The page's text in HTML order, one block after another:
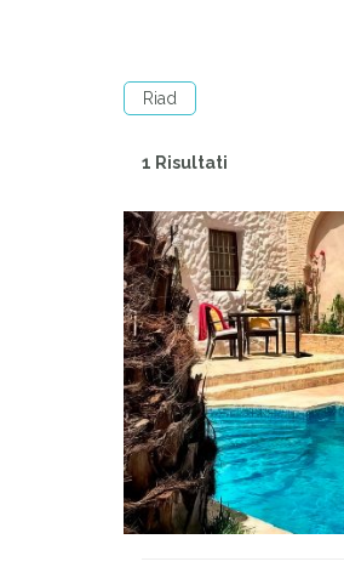
Riad
1 Risultati